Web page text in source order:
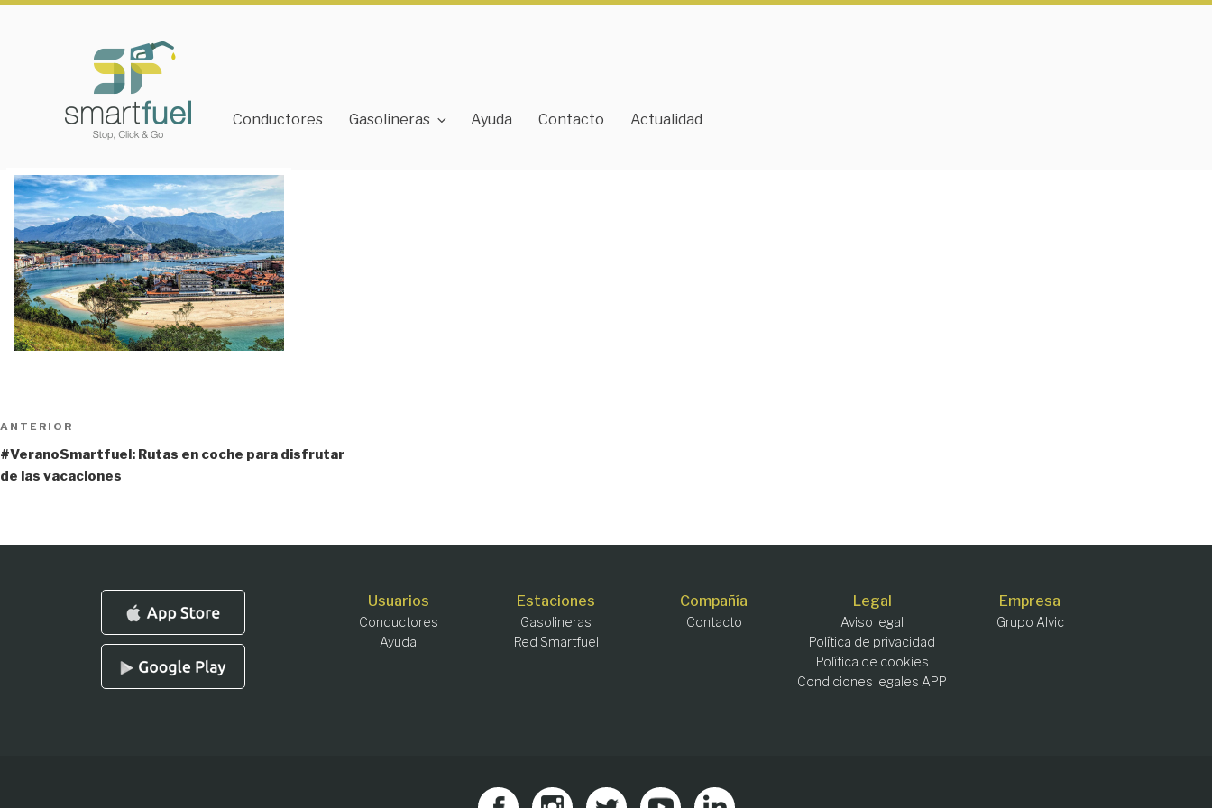
Conductores Gasolineras Ayuda Contacto Actualidad
Navegación
de
entradas
Entrada
anterior:
ANTERIOR
#VeranoSmartfuel: Rutas en coche para disfrutar
de las vacaciones
Usuarios
Conductores
Ayuda
Estaciones
Gasolineras
Red Smartfuel
Compañía
Contacto
Legal
Aviso legal
Política de privacidad
Política de cookies
Condiciones legales APP
Empresa
Grupo Alvic